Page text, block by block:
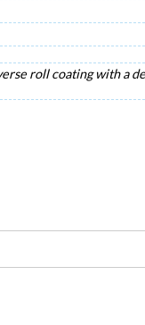
roll coating with a